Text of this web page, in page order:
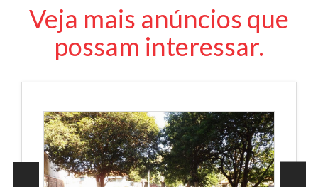
Veja mais anúncios que
possam interessar.